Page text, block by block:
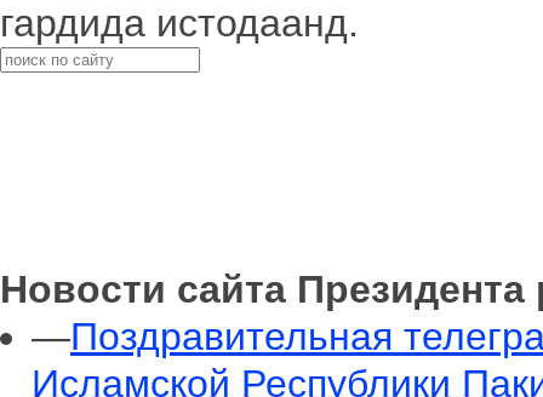
гардида истодаанд.
Новости сайта Президента
—Поздравительная
Исламской Республики